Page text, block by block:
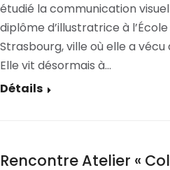
étudié la communication
diplôme d’illustratrice à
Strasbourg, ville où elle a
Elle vit désormais à…
Détails
Rencontre Atelier «